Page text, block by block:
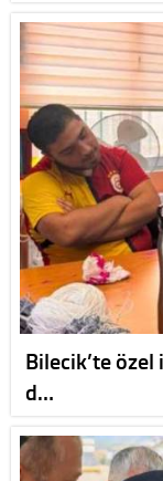
Bilecik’te
d…